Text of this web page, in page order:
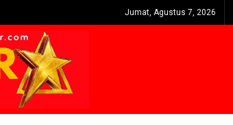
Jumat, Agustus 7, 2026